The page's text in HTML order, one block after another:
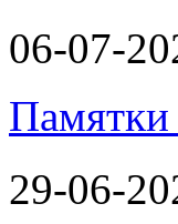
06-07-
Памятки
29-06-